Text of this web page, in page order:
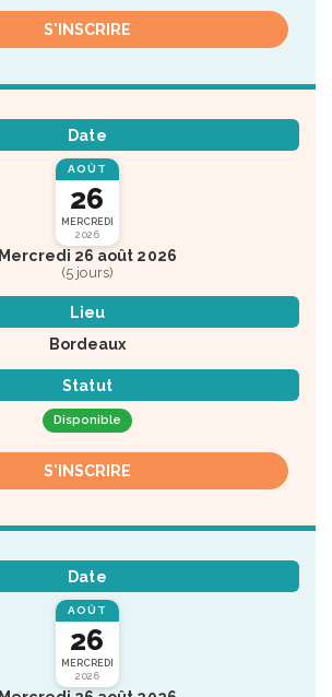
S'INSCRIRE
Date
AOÛT
26
MERCREDI
2026
Mercredi 26 août 2026
(5 jours)
Lieu
Bordeaux
Statut
Disponible
S'INSCRIRE
Date
AOÛT
26
MERCREDI
2026